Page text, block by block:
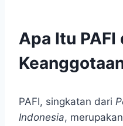
Apa Itu
PAFI, singkatan dari
Indonesia,